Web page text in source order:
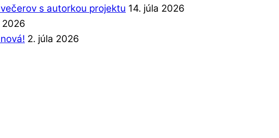
s autorkou projektu 14. júla 2026
2026
2. júla 2026